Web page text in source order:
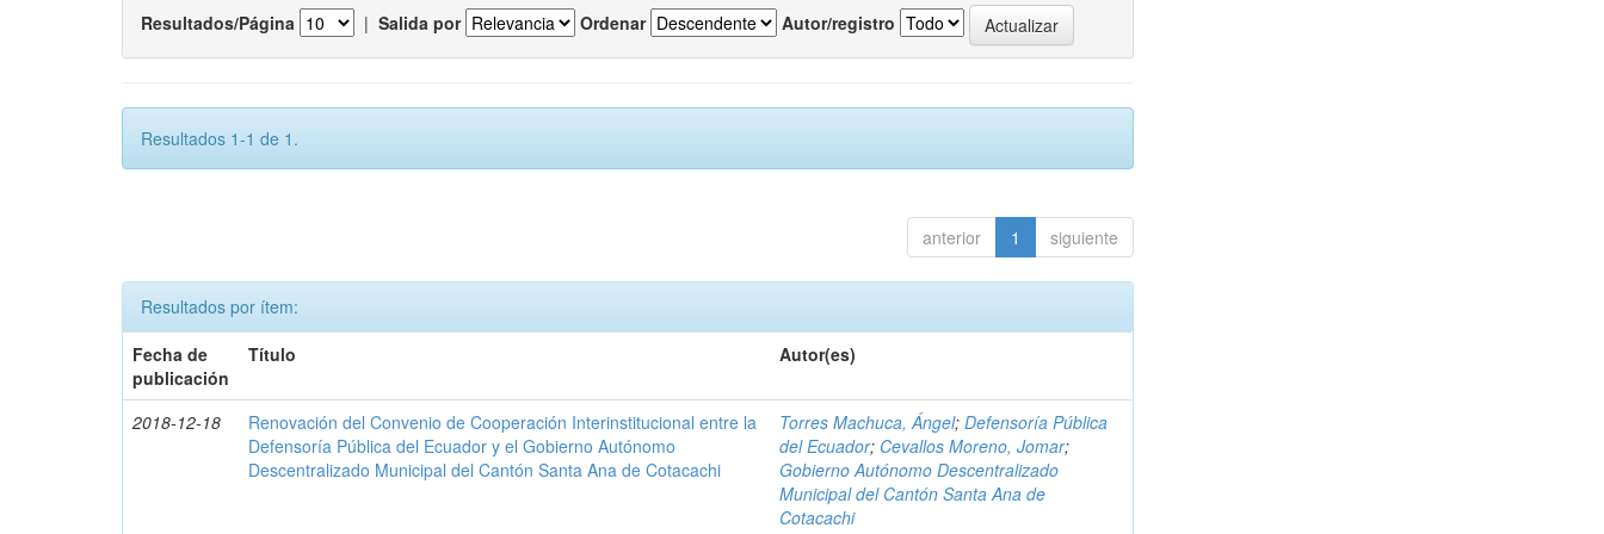
Resultados/Página | Salida por Ordenar Autor/registro
Resultados 1-1 de 1.
anterior 1 siguiente
Resultados por ítem:
Fecha de
publicación
Título Autor(es)
2018-12-18
Renovación del Convenio de Cooperación Interinstitucional entre la
Defensoría Pública del Ecuador y el Gobierno Autónomo
Descentralizado Municipal del Cantón Santa Ana de Cotacachi
Torres Machuca, Ángel;Defensoría Pública
del Ecuador; Cevallos Moreno, Jomar;
Gobierno Autónomo Descentralizado
Municipal del Cantón Santa Ana de
Cotacachi